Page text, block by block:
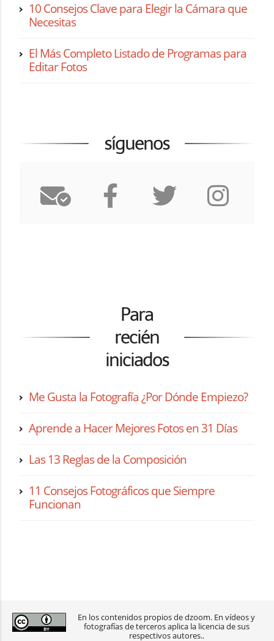
10 Consejos Clave para Elegir la Cámara que
Necesitas
El Más Completo Listado de Programas para
Editar Fotos
síguenos
Para
recién
iniciados
Me Gusta la Fotografía ¿Por Dónde Empiezo?
Aprende a Hacer Mejores Fotos en 31 Días
Las 13 Reglas de la Composición
11 Consejos Fotográficos que Siempre
Funcionan
En los contenidos propios de dzoom. En vídeos y
fotografías de terceros aplica la licencia de sus
respectivos autores..